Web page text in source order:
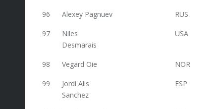
96 Alexey Pagnuev RUS
97
Niles
Desmarais
USA
98 Vegard Oie NOR
99
Jordi Alis
Sanchez
ESP